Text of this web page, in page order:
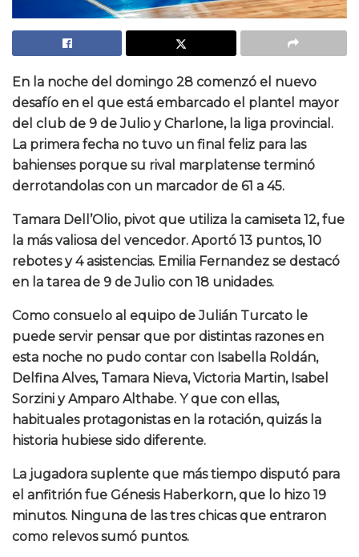
En la noche del domingo 28 comenzó el nuevo
desafío en el que está embarcado el plantel mayor
del club de 9 de Julio y Charlone, la liga provincial.
La primera fecha no tuvo un final feliz para las
bahienses porque su rival marplatense terminó
derrotandolas con un marcador de 61 a 45.
Tamara Dell’Olio, pivot que utiliza la camiseta 12, fue
la más valiosa del vencedor. Aportó 13 puntos, 10
rebotes y 4 asistencias. Emilia Fernandez se destacó
en la tarea de 9 de Julio con 18 unidades.
Como consuelo al equipo de Julián Turcato le
puede servir pensar que por distintas razones en
esta noche no pudo contar con Isabella Roldán,
Delfina Alves, Tamara Nieva, Victoria Martin, Isabel
Sorzini y Amparo Althabe. Y que con ellas,
habituales protagonistas en la rotación, quizás la
historia hubiese sido diferente.
La jugadora suplente que más tiempo disputó para
el anfitrión fue Génesis Haberkorn, que lo hizo 19
minutos. Ninguna de las tres chicas que entraron
como relevos sumó puntos.